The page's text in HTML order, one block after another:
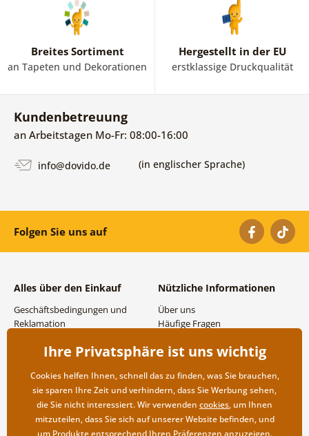
Breites Sortiment
an Tapeten und Dekorationen
Hergestellt in der EU
erstklassige Druckqualität
Kundenbetreuung
an Arbeitstagen Mo-Fr: 08:00-16:00
info@dovido.de (in englischer Sprache)
Folgen Sie uns auf
Alles über den Einkauf
Geschäftsbedingungen und
Reklamation
Versand- und
Rücksendung der Ware
Nützliche Informationen
Über uns
Häufige Fragen
Großhandel und
Ihre Privatsphäre ist uns wichtig
Cookies helfen Ihnen, schnell das zu finden, was Sie brauchen,
sie sparen Ihre Zeit und verhindern, dass Sie Werbung sehen,
die Sie nicht interessiert. Wir verwenden cookies, um Ihnen
mitzuteilen, dass Sie sich auf unserer Website befinden, und
um Produkte entsprechend Ihren Präferenzen anzuzeigen.